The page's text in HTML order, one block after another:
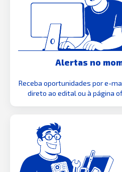
Alertas no
Receba oportunidades por e-
direto ao edital ou à página